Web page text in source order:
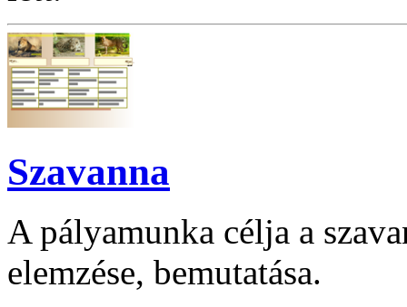
Szavanna
A pályamunka célja a
elemzése, bemutatása.